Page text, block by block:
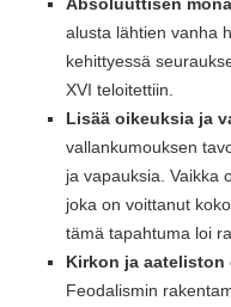
alusta lähtien vanha
kehittyessä
XVI teloitettiin.
Lisää oikeuksia ja
vallankumouksen
ja vapauksia. Vaikka
joka on voittanut
tämä tapahtuma loi
Kirkon ja
Feodalismin